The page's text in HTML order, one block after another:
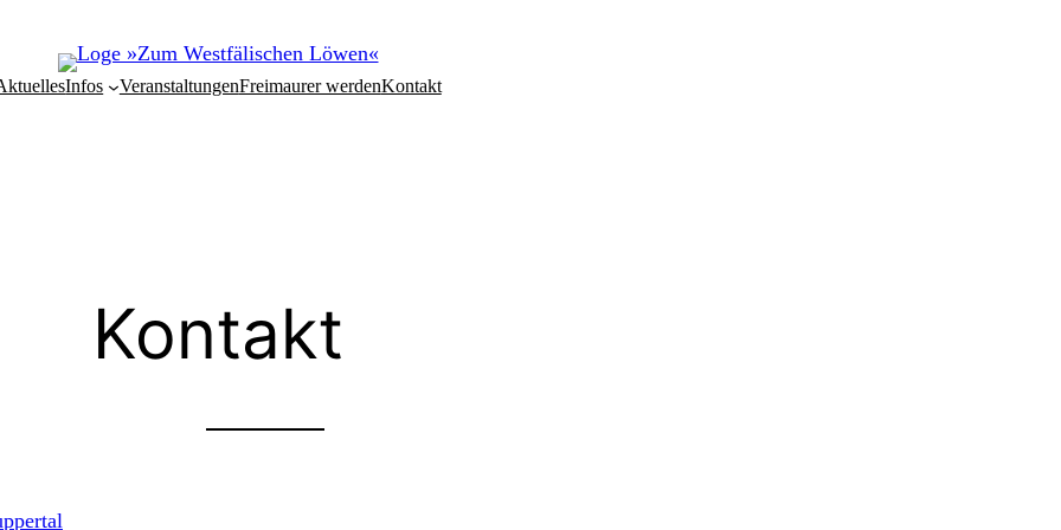
Infos VeranstaltungenFreimaurer werdenKontakt
Kontakt